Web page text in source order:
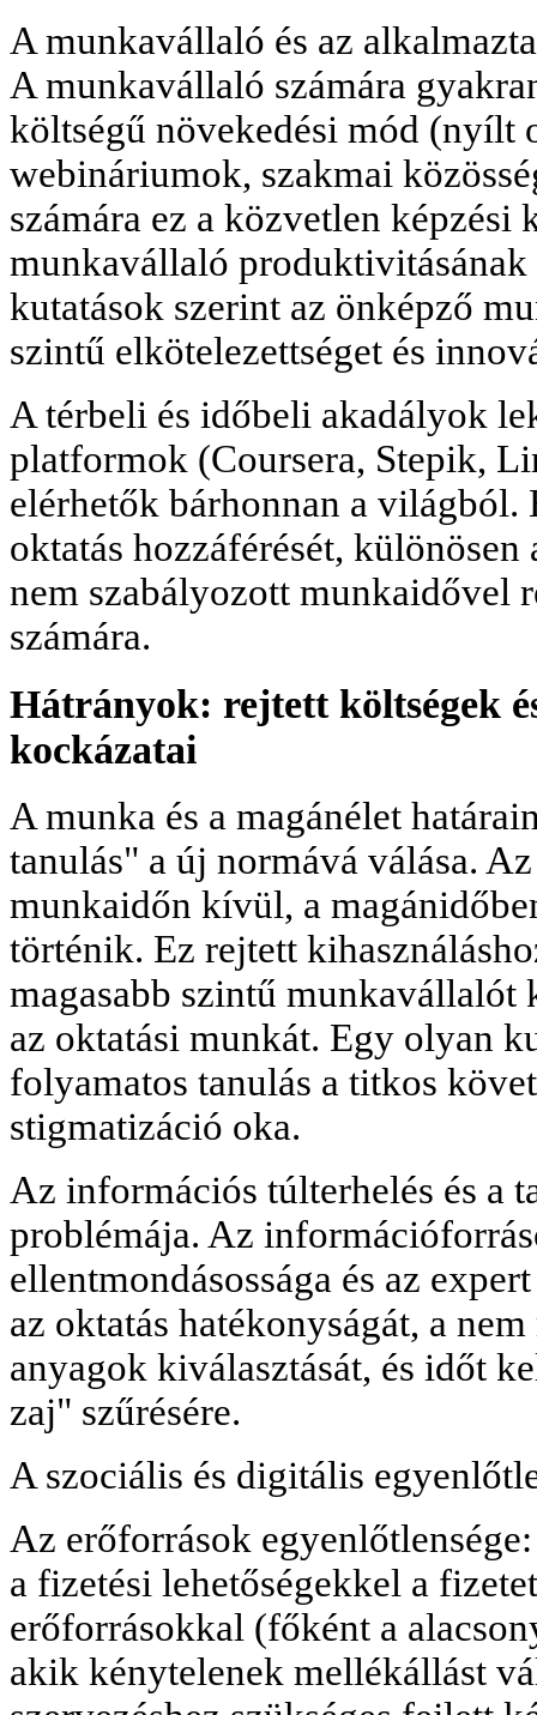
A munkavállaló és az
A munkavállaló számára
költségű növekedési mód (nyílt
webináriumok, szakmai
számára ez a közvetlen képzési
munkavállaló produktivitásának
kutatások szerint az önképző
szintű elkötelezettséget és
A térbeli és időbeli akadályok
platformok (Coursera, Stepik,
elérhetők bárhonnan a világból.
oktatás hozzáférését,
nem szabályozott munkaidővel
számára.
Hátrányok: rejtett költségek
kockázatai
A munka és a magánélet
tanulás" a új normává válása.
munkaidőn kívül, a
történik. Ez rejtett
magasabb szintű
az oktatási munkát. Egy olyan
folyamatos tanulás a titkos
stigmatizáció oka.
Az információs túlterhelés és a
problémája. Az
ellentmondásossága és az
az oktatás hatékonyságát, a
anyagok kiválasztását, és időt
zaj" szűrésére.
A szociális és digitális
Az erőforrások
a fizetési lehetőségekkel a
erőforrásokkal (főként a
akik kénytelenek mellékállást